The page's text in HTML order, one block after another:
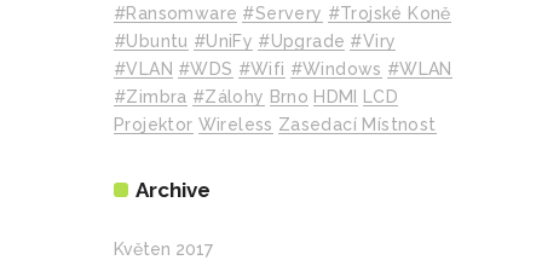
#Ransomware #Servery #Trojské Koně
#Ubuntu #UniFy #Upgrade #Viry
#VLAN #WDS #wifi #Windows #WLAN
#Zimbra #zálohy Brno HDMI LCD
Projektor Wireless Zasedací Místnost
Archive
Květen 2017